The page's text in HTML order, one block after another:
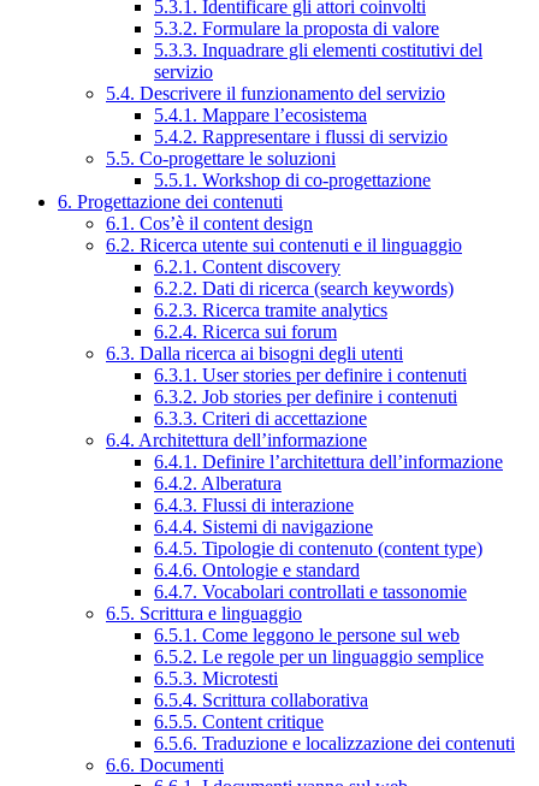
5.3.1. Identificare gli attori coinvolti
5.3.2. Formulare la proposta di valore
5.3.3. Inquadrare gli elementi costitutivi del
servizio
5.4. Descrivere il funzionamento del servizio
5.4.1. Mappare l’ecosistema
5.4.2. Rappresentare i flussi di servizio
5.5. Co-progettare le soluzioni
5.5.1. Workshop di co-progettazione
6. Progettazione dei contenuti
6.1. Cos’è il content design
6.2. Ricerca utente sui contenuti e il linguaggio
6.2.1. Content discovery
6.2.2. Dati di ricerca (search keywords)
6.2.3. Ricerca tramite analytics
6.2.4. Ricerca sui forum
6.3. Dalla ricerca ai bisogni degli utenti
6.3.1. User stories per definire i contenuti
6.3.2. Job stories per definire i contenuti
6.3.3. Criteri di accettazione
6.4. Architettura dell’informazione
6.4.1. Definire l’architettura dell’informazione
6.4.2. Alberatura
6.4.3. Flussi di interazione
6.4.4. Sistemi di navigazione
6.4.5. Tipologie di contenuto (content type)
6.4.6. Ontologie e standard
6.4.7. Vocabolari controllati e tassonomie
6.5. Scrittura e linguaggio
6.5.1. Come leggono le persone sul web
6.5.2. Le regole per un linguaggio semplice
6.5.3. Microtesti
6.5.4. Scrittura collaborativa
6.5.5. Content critique
6.5.6. Traduzione e localizzazione dei contenuti
6.6. Documenti